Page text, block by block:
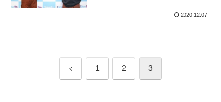
2020.12.07
前 1 2 3